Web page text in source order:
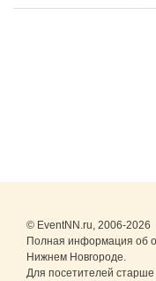
© EventNN.ru, 2006-2026
Полная информация об
Нижнем Новгороде.
Для посетителей старше